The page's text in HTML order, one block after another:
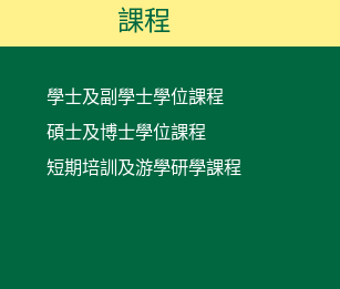
課程
學士及副學士學位課程
碩士及博士學位課程
短期培訓及游學研學課程